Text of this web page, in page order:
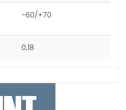
-60/+70
0,18